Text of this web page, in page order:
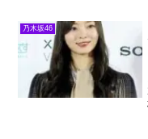
乃木坂46